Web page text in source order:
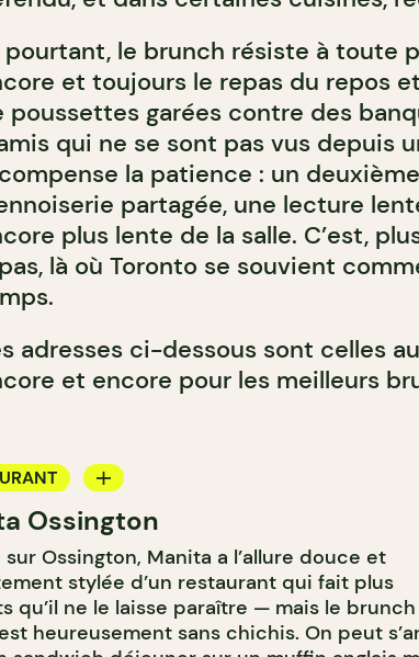
pourtant, le brunch résiste à toute
et toujours le repas du repos
poussettes garées contre des
qui ne se sont pas vus depuis
la patience : un
partagée, une lecture
plus lente de la salle. C’est,
là où Toronto se souvient
adresses ci-dessous sont celles
et encore pour les meilleurs
Ossington
Ossington, Manita a l’allure douce et
stylée d’un restaurant qui fait plus
qu’il ne le laisse paraître — mais le
heureusement sans chichis. On peut